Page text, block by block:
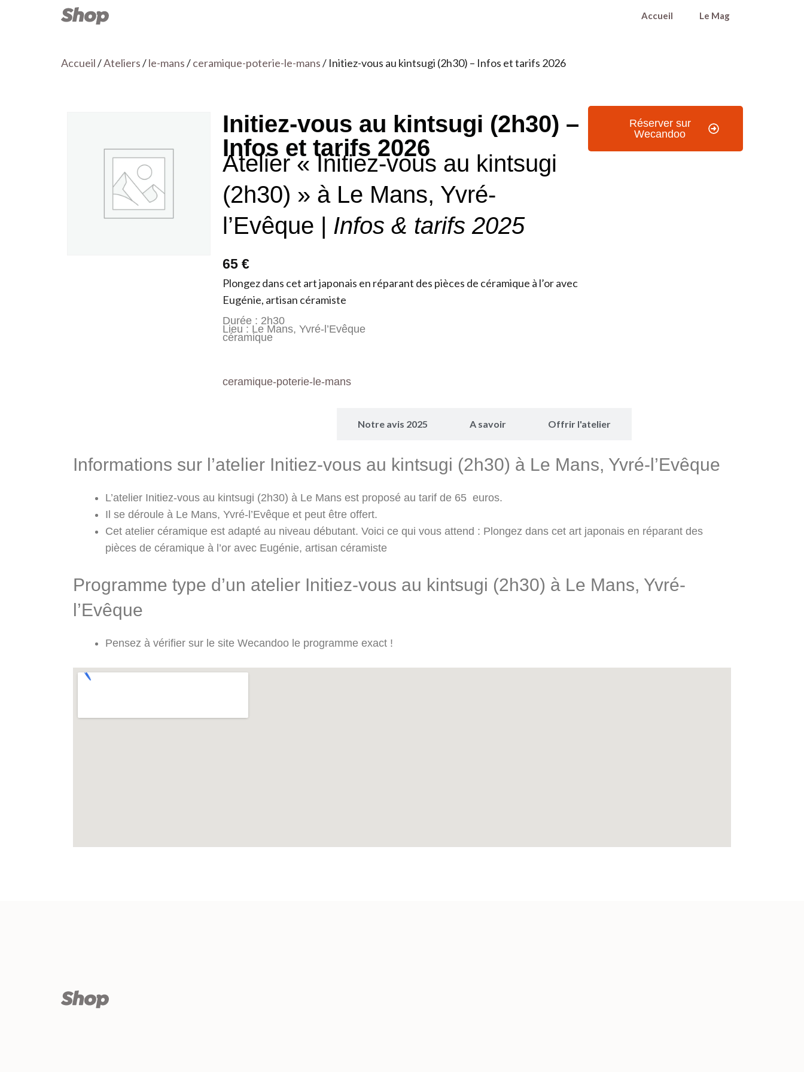
Accueil Le Mag
Accueil/Ateliers/le-mans/ceramique-poterie-le-mans/ Initiez-vous au kintsugi (2h30) – Infos et tarifs 2026
Initiez-vous au kintsugi (2h30) –
Infos et tarifs 2026
Atelier « Initiez-vous au kintsugi
(2h30) » à Le Mans, Yvré-
l’Evêque | Infos & tarifs 2025
65 €
Plongez dans cet art japonais en réparant des pièces de céramique à l’or avec
Eugénie, artisan céramiste
Durée : 2h30
Lieu : Le Mans, Yvré-l’Evêque
céramique
ceramique-poterie-le-mans
Réserver sur
Wecandoo
Notre avis 2025 A savoir Offrir l'atelier
Informations sur l’atelier Initiez-vous au kintsugi (2h30) à Le Mans, Yvré-l’Evêque
L’atelier Initiez-vous au kintsugi (2h30) à Le Mans est proposé au tarif de 65 euros.
Il se déroule à Le Mans, Yvré-l’Evêque et peut être offert.
Cet atelier céramique est adapté au niveau débutant. Voici ce qui vous attend : Plongez dans cet art japonais en réparant des
pièces de céramique à l’or avec Eugénie, artisan céramiste
Programme type d’un atelier Initiez-vous au kintsugi (2h30) à Le Mans, Yvré-
l’Evêque
Pensez à vérifier sur le site Wecandoo le programme exact !